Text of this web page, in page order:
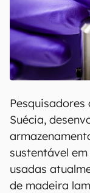
Suécia,
sustentável
usadas
de madeira